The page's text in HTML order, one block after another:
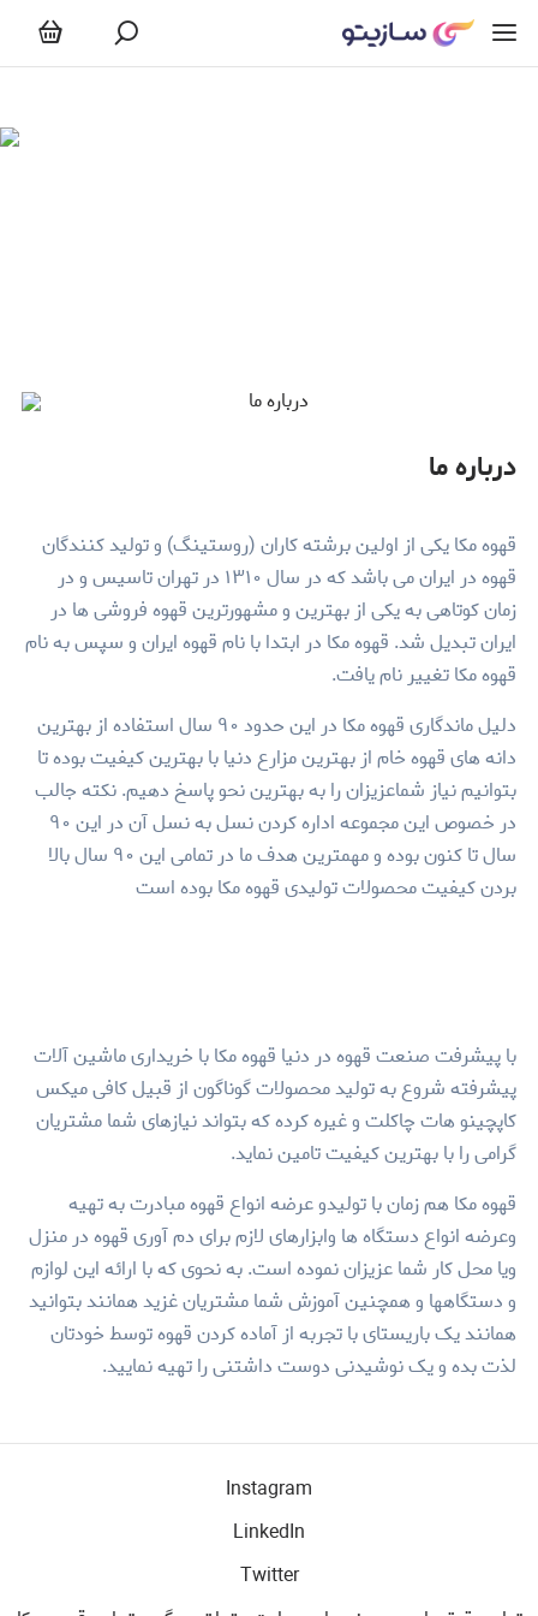
درباره ما
قهوه مکا یکی از اولین برشته کاران (روستینگ) و تولید کنندگان
قهوه در ایران می باشد که در سال ۱۳۱۰ در تهران تاسیس و در
زمان کوتاهی به یکی از بهترین و مشهورترین قهوه فروشی ها در
ایران تبدیل شد. قهوه مکا در ابتدا با نام قهوه ایران و سپس به نام
قهوه مکا تغییر نام یافت.
دلیل ماندگاری قهوه مکا در این حدود ۹۰ سال استفاده از بهترین
دانه های قهوه خام از بهترین مزارع دنیا با بهترین کیفیت بوده تا
بتوانیم نیاز شماعزیزان را به بهترین نحو پاسخ دهیم. نکته جالب
در خصوص این مجموعه اداره کردن نسل به نسل آن در این ۹۰
سال تا کنون بوده و مهمترین هدف ما در تمامی این ۹۰ سال بالا
بردن کیفیت محصولات تولیدی قهوه مکا بوده است
با پیشرفت صنعت قهوه در دنیا قهوه مکا با خریداری ماشین آلات
پیشرفته شروع به تولید محصولات گوناگون از قبیل کافی میکس
کاپچینو هات چاکلت و غیره کرده که بتواند نیازهای شما مشتریان
گرامی را با بهترین کیفیت تامین نماید.
قهوه مکا هم زمان با تولیدو عرضه انواع قهوه مبادرت به تهیه
وعرضه انواع دستگاه ها وابزارهای لازم برای دم آوری قهوه در منزل
ویا محل کار شما عزیزان نموده است. به نحوی که با ارائه این لوازم
و دستگاهها و همچنین آموزش شما مشتریان غزید همانند بتوانید
همانند یک باریستای با تجربه از آماده کردن قهوه توسط خودتان
لذت بده و یک نوشیدنی دوست داشتنی را تهیه نمایید.
Instagram
LinkedIn
Twitter